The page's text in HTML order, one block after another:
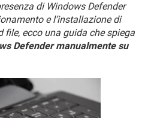
WHATSAPP
FACEBOOK
WINDOWS 10
WHATSAPP
di Windows Defender
e l’installazione di
ecco una guida che spiega
Defender manualmente su